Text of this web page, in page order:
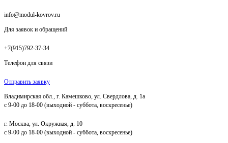
info@modul-kovrov.ru
Для заявок и обращений
+7(915)792-37-34
Телефон для связи
Отправить заявку
Владимирская обл., г. Камешково, ул. Свердлова, д. 1а
с 9-00 до 18-00 (выходной - суббота, воскресенье)
г. Москва, ул. Окружная, д. 10
с 9-00 до 18-00 (выходной - суббота, воскресенье)